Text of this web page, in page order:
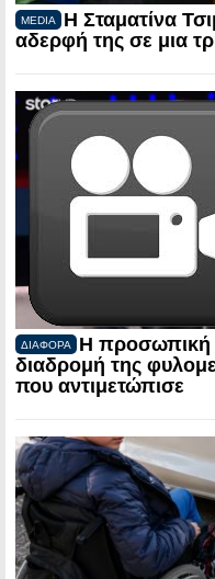
MEDIA
Η Σταματίνα
αδερφή της σε μια
ΔΙΑΦΟΡΑ
Η προσωπική
διαδρομή της
που αντιμετώπισε